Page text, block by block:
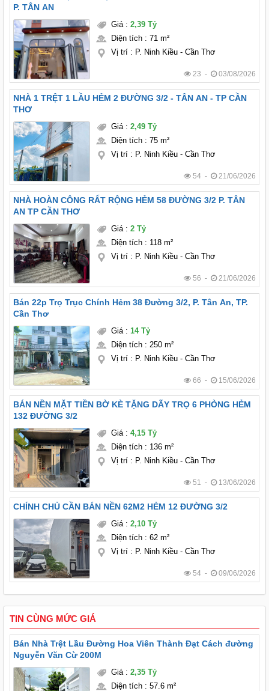
P. TÂN AN
Giá: 2,39 Tỷ
Diện tích: 71 m²
Vị trí: P. Ninh Kiều - Cần Thơ
23 - 03/08/2026
NHÀ 1 TRỆT 1 LẦU HẺM 2 ĐƯỜNG 3/2 - TÂN AN - TP CẦN
THƠ
Giá: 2,49 Tỷ
Diện tích: 75 m²
Vị trí: P. Ninh Kiều - Cần Thơ
54 - 21/06/2026
NHÀ HOÀN CÔNG RẤT RỘNG HẺM 58 ĐƯỜNG 3/2 P. TÂN
AN TP CẦN THƠ
Giá: 2 Tỷ
Diện tích: 118 m²
Vị trí: P. Ninh Kiều - Cần Thơ
56 - 21/06/2026
Bán 22p Trọ Trục Chính Hẻm 38 Đường 3/2, P. Tân An, TP.
Cần Thơ
Giá: 14 Tỷ
Diện tích: 250 m²
Vị trí: P. Ninh Kiều - Cần Thơ
66 - 15/06/2026
BÁN NỀN MẶT TIỀN BỜ KÈ TẶNG DÃY TRỌ 6 PHÒNG HẺM
132 ĐƯỜNG 3/2
Giá: 4,15 Tỷ
Diện tích: 136 m²
Vị trí: P. Ninh Kiều - Cần Thơ
51 - 13/06/2026
CHÍNH CHỦ CẦN BÁN NỀN 62M2 HẺM 12 ĐƯỜNG 3/2
Giá: 2,10 Tỷ
Diện tích: 62 m²
Vị trí: P. Ninh Kiều - Cần Thơ
54 - 09/06/2026
TIN CÙNG MỨC GIÁ
Bán Nhà Trệt Lầu Đường Hoa Viên Thành Đạt Cách đường
Nguyễn Văn Cừ 200M
Giá: 2,35 Tỷ
Diện tích: 57.6 m²